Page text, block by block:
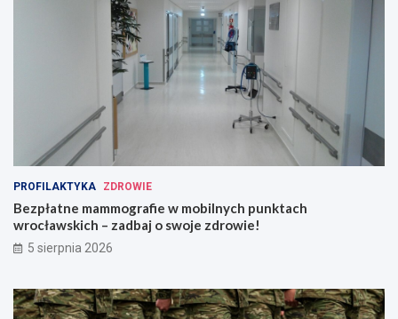
PROFILAKTYKA ZDROWIE
Bezpłatne mammografie w mobilnych punktach
wrocławskich – zadbaj o swoje zdrowie!
5 sierpnia 2026